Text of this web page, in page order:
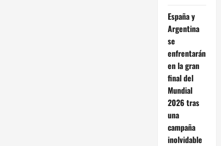
España y
Argentina
se
enfrentarán
en la gran
final del
Mundial
2026 tras
una
campaña
inolvidable